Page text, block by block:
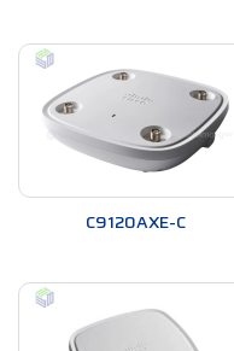
C9120AXE-C